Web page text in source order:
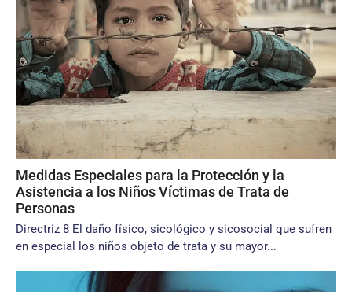
Medidas Especiales para la Protección y la
Asistencia a los Niños Víctimas de Trata de
Personas
Directriz 8 El daño físico, sicológico y sicosocial que sufren
en especial los niños objeto de trata y su mayor...